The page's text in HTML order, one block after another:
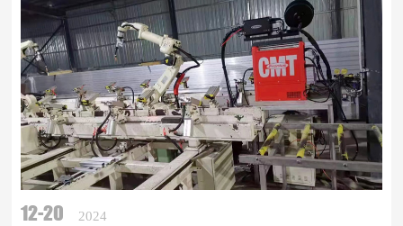
12-20 2024